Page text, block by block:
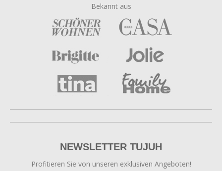
Bekannt aus
NEWSLETTER TUJUH
Profitieren Sie von unseren exklusiven Angeboten!